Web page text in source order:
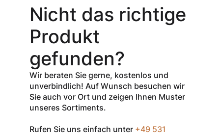
Gutschein-Code
INSPEC30
erhalten Sie
% Rabattauf
den Netto-
Verkaufspreis
aller Produkte
der Marke
InSpec von
Redditch
Zum Einlösen
Nicht das richtige
Produkt
gefunden?
Wir beraten Sie gerne, kostenlos und
unverbindlich! Auf Wunsch besuchen wir
Sie auch vor Ort und zeigen Ihnen Muster
unseres Sortiments.
Rufen Sie uns einfach unter +49 531